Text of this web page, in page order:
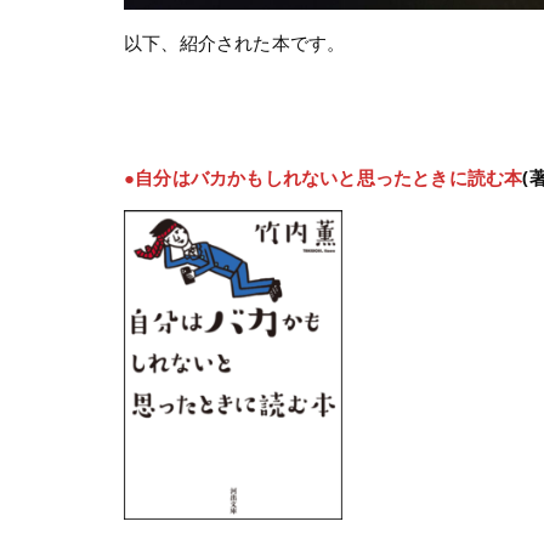
以下、紹介された本です。
●自分はバカかもしれないと思ったときに読む本(